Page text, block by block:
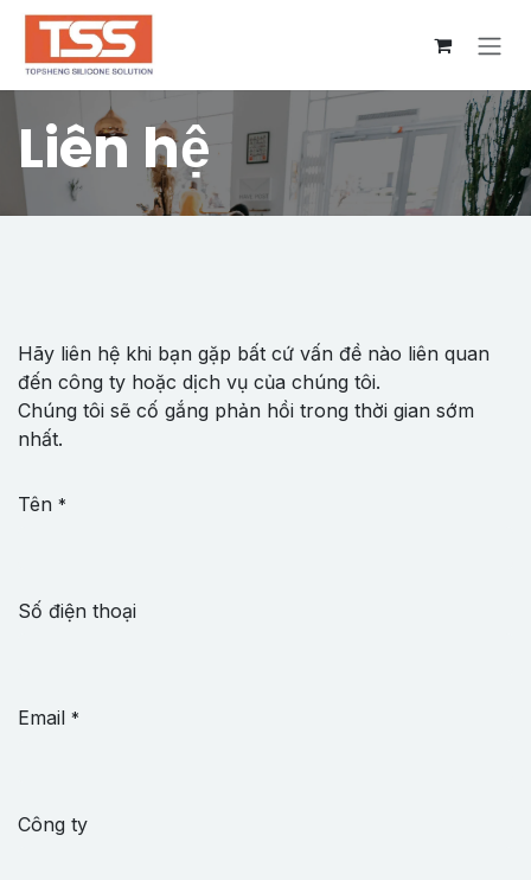
Bỏ qua để đến Nội dung
Liên hệ
Hãy liên hệ khi bạn gặp bất cứ vấn đề nào liên quan
đến công ty hoặc dịch vụ của chúng tôi.
Chúng tôi sẽ cố gắng phản hồi trong thời gian sớm
nhất.
Tên *
Số điện thoại
Email *
Công ty